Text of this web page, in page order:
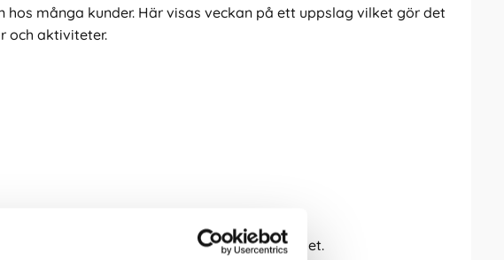
många kunder. Här visas veckan på ett uppslag vilket gör det
och aktiviteter.
ger bra balans mellan skrivyta och smidighet.